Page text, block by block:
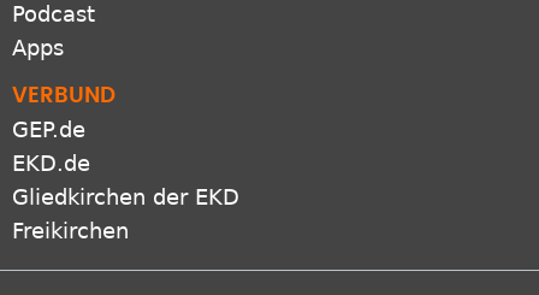
Podcast
Apps
VERBUND
GEP.de
EKD.de
Gliedkirchen der EKD
Freikirchen